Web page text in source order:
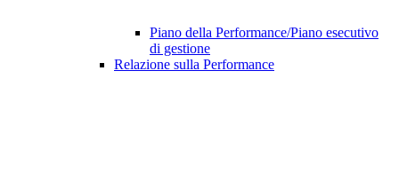
Piano della Performance/Piano esecutivo
di gestione
Relazione sulla Performance